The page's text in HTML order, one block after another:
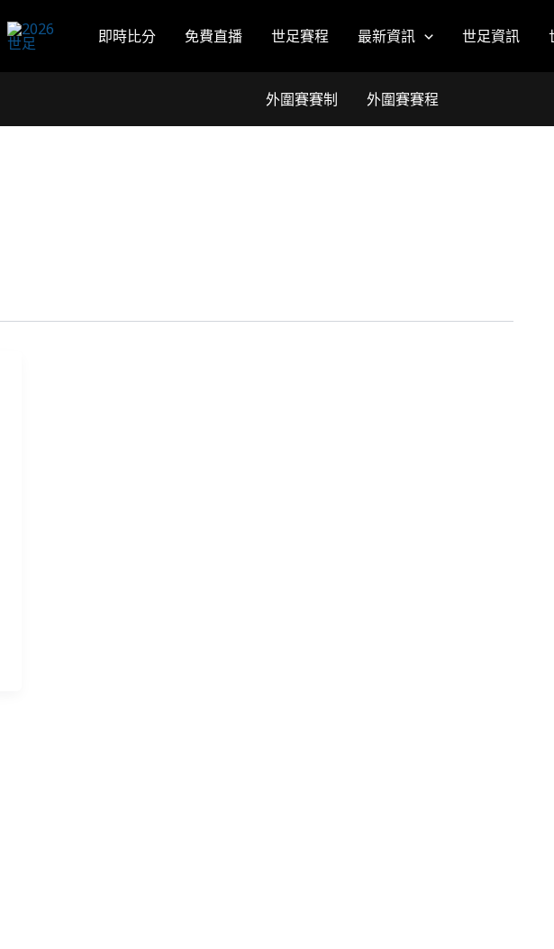
即時比分 免費直播 世足賽程 最新資訊 世足資訊
外圍賽賽制 外圍賽賽程